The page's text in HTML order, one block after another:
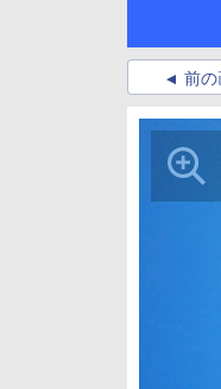
前の